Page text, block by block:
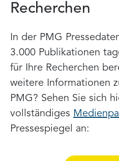
Recherchen
In der PMG
3.000 Publikationen
für Ihre Recherchen
weitere Informationen
PMG? Sehen Sie sich
vollständiges
Pressespiegel an: